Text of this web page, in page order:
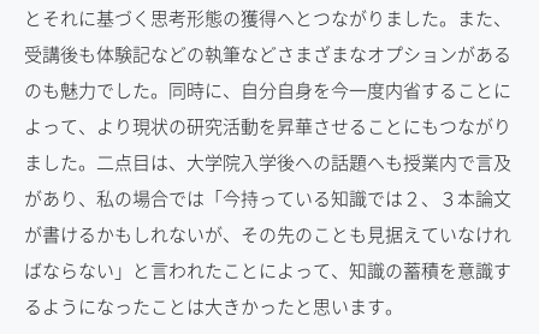
とそれに基づく思考形態の獲得へとつながりました。また、
受講後も体験記などの執筆などさまざまなオプションがある
のも魅力でした。同時に、自分自身を今一度内省することに
よって、より現状の研究活動を昇華させることにもつながり
ました。二点目は、大学院入学後への話題へも授業内で言及
があり、私の場合では「今持っている知識では２、３本論文
が書けるかもしれないが、その先のことも見据えていなけれ
ばならない」と言われたことによって、知識の蓄積を意識す
るようになったことは大きかったと思います。